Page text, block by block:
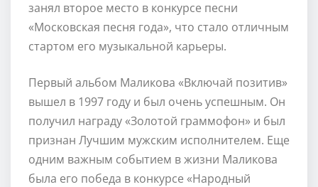
занял второе место в конкурсе песни
«Московская песня года», что стало отличным
стартом его музыкальной карьеры.
Первый альбом Маликова «Включай позитив»
вышел в 1997 году и был очень успешным. Он
получил награду «Золотой граммофон» и был
признан Лучшим мужским исполнителем. Еще
одним важным событием в жизни Маликова
была его победа в конкурсе «Народный